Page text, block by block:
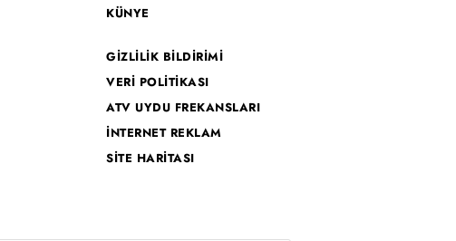
KÜNYE
GİZLİLİK BİLDİRİMİ
VERİ POLİTİKASI
ATV UYDU FREKANSLARI
İNTERNET REKLAM
SİTE HARİTASI